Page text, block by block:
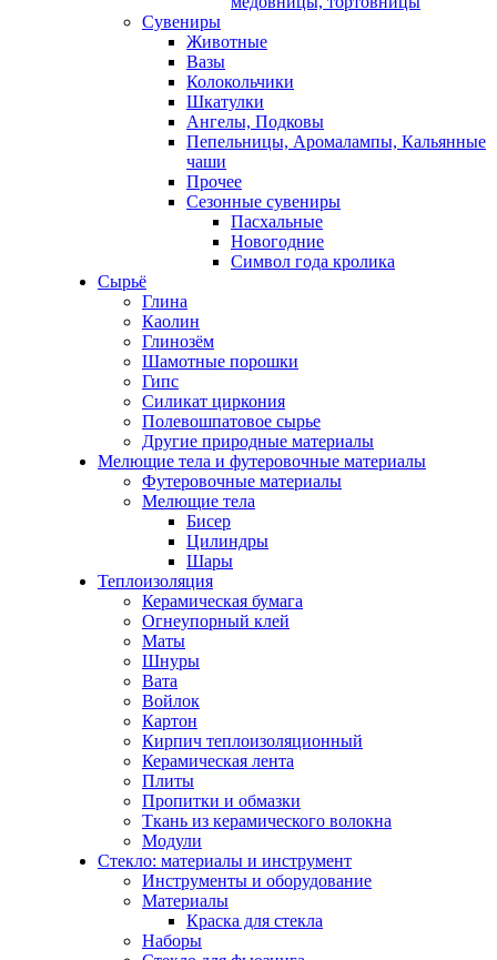
Сувениры
Животные
Вазы
Колокольчики
Шкатулки
Ангелы, Подковы
Пепельницы, Аромалампы, Кальянные
чаши
Прочее
Сезонные сувениры
Пасхальные
Новогодние
Символ года кролика
Сырьё
Глина
Каолин
Глинозём
Шамотные порошки
Гипс
Силикат циркония
Полевошпатовое сырье
Другие природные материалы
Мелющие тела и футеровочные материалы
Футеровочные материалы
Мелющие тела
Бисер
Цилиндры
Шары
Теплоизоляция
Керамическая бумага
Огнеупорный клей
Маты
Шнуры
Вата
Войлок
Картон
Кирпич теплоизоляционный
Керамическая лента
Плиты
Пропитки и обмазки
Ткань из керамического волокна
Модули
Стекло: материалы и инструмент
Инструменты и оборудование
Материалы
Краска для стекла
Наборы